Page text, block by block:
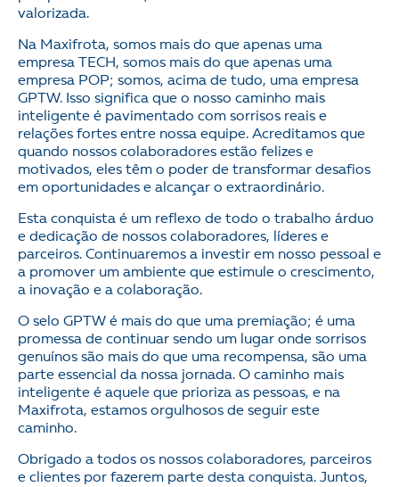
valorizada.
Na Maxifrota, somos mais do que apenas uma
empresa TECH, somos mais do que apenas uma
empresa POP; somos, acima de tudo, uma empresa
GPTW. Isso significa que o nosso caminho mais
inteligente é pavimentado com sorrisos reais e
relações fortes entre nossa equipe. Acreditamos que
quando nossos colaboradores estão felizes e
motivados, eles têm o poder de transformar desafios
em oportunidades e alcançar o extraordinário.
Esta conquista é um reflexo de todo o trabalho árduo
e dedicação de nossos colaboradores, líderes e
parceiros. Continuaremos a investir em nosso pessoal e
a promover um ambiente que estimule o crescimento,
a inovação e a colaboração.
O selo GPTW é mais do que uma premiação; é uma
promessa de continuar sendo um lugar onde sorrisos
genuínos são mais do que uma recompensa, são uma
parte essencial da nossa jornada. O caminho mais
inteligente é aquele que prioriza as pessoas, e na
Maxifrota, estamos orgulhosos de seguir este
caminho.
Obrigado a todos os nossos colaboradores, parceiros
e clientes por fazerem parte desta conquista. Juntos,